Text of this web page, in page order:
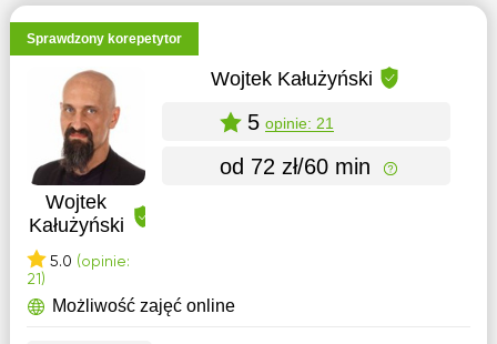
Sprawdzony korepetytor
Wojtek
Kałużyński
5.0 (opinie:
21)
Wojtek Kałużyński
5 opinie: 21
od 72 zł/60 min
Możliwość zajęć online